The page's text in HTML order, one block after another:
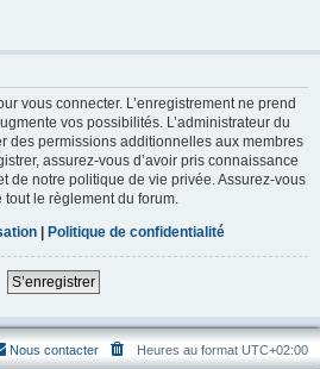
vous connecter. L’enregistrement ne prend
vos possibilités. L’administrateur du
des permissions additionnelles aux membres
assurez-vous d’avoir pris connaissance
de notre politique de vie privée. Assurez-vous
tout le règlement du forum.
| Politique de confidentialité
S’enregistrer
Heures au format UTC+02:00
Nous contacter